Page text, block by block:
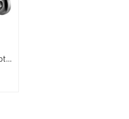
Wellis Bellini kád csaptelep